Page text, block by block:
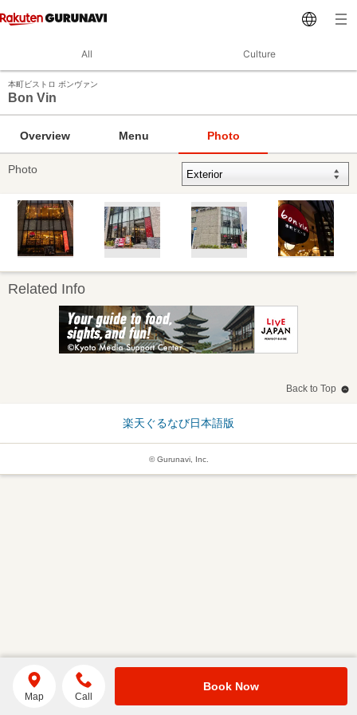
All Culture
本町ビストロ ボンヴァン
Bon Vin
Overview Menu Photo
Photo
Related Info
Back to Top
楽天ぐるなび日本語版
© Gurunavi, Inc.
Map Call
Book Now